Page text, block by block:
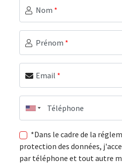
Nom *
Prénom *
Email *
Téléphone
*Dans le cadre de la
protection des données,
par téléphone et tout autre